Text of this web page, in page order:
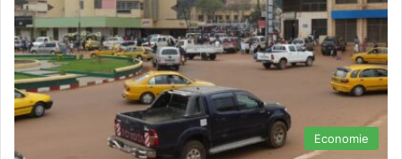
Economie